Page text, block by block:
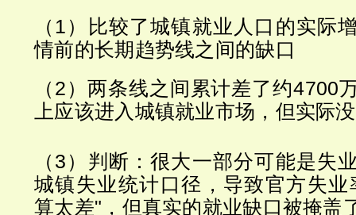
（1）比较了城镇就业人口的实际
情前的长期趋势线之间的缺口
（2）两条线之间累计差了约4700
上应该进入城镇就业市场，但实际
（3）判断：很大一部分可能是失
城镇失业统计口径，导致官方失
算太差"，但真实的就业缺口被掩盖